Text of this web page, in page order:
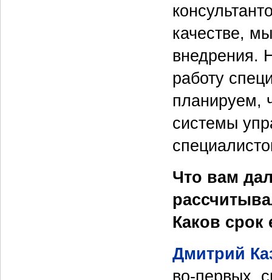
качестве,
внедрения.
работу
планируем,
системы
Что вам
Каков срок
Дмитрий